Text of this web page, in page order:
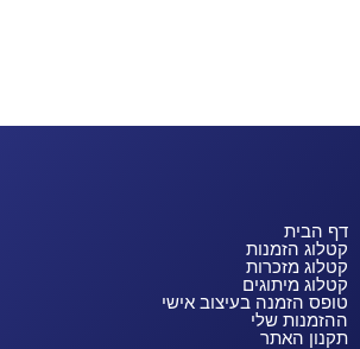
דף הבית
קטלוג הזמנות
קטלוג מזכרות
קטלוג מיתוגים
טופס הזמנה בעיצוב אישי
ההזמנות שלי
תקנון האתר